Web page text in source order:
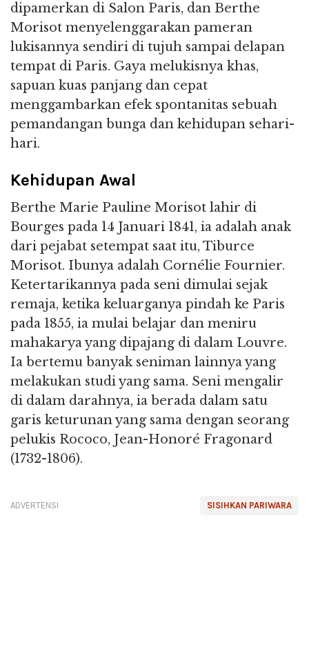
dipamerkan di Salon Paris, dan Berthe
Morisot menyelenggarakan pameran
lukisannya sendiri di tujuh sampai delapan
tempat di Paris. Gaya melukisnya khas,
sapuan kuas panjang dan cepat
menggambarkan efek spontanitas sebuah
pemandangan bunga dan kehidupan sehari-
hari.
Kehidupan Awal
Berthe Marie Pauline Morisot lahir di
Bourges pada 14 Januari 1841, ia adalah anak
dari pejabat setempat saat itu, Tiburce
Morisot. Ibunya adalah Cornélie Fournier.
Ketertarikannya pada seni dimulai sejak
remaja, ketika keluarganya pindah ke Paris
pada 1855, ia mulai belajar dan meniru
mahakarya yang dipajang di dalam Louvre.
Ia bertemu banyak seniman lainnya yang
melakukan studi yang sama. Seni mengalir
di dalam darahnya, ia berada dalam satu
garis keturunan yang sama dengan seorang
pelukis Rococo, Jean-Honoré Fragonard
(1732-1806).
SISIHKAN PARIWARA
ADVERTENSI